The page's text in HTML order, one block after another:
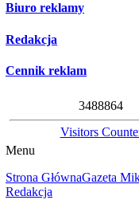
Biuro reklamy
Redakcja
Cennik reklam
3488864
Visitors
Menu
Strona GłównaGazeta
Redakcja